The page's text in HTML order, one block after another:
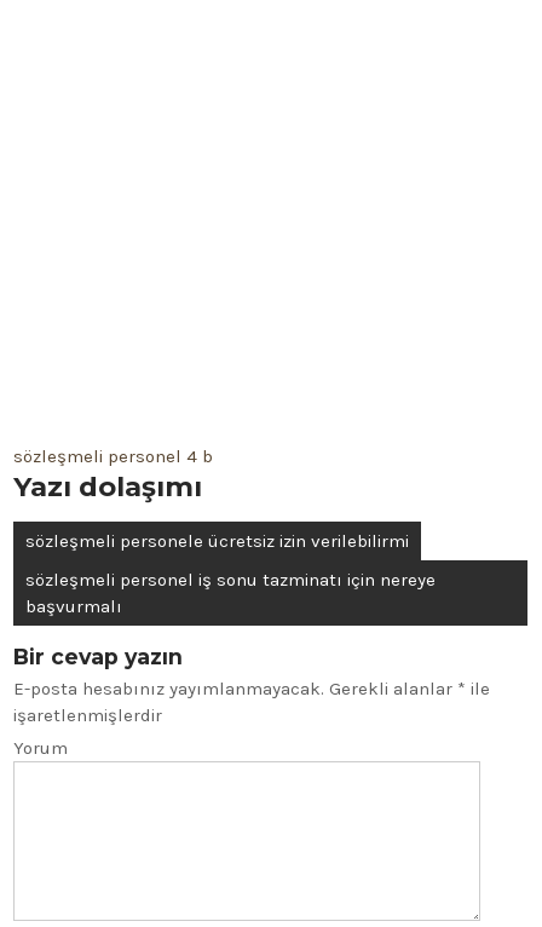
sözleşmeli personel 4 b
Yazı dolaşımı
sözleşmeli personele ücretsiz izin verilebilirmi
sözleşmeli personel iş sonu tazminatı için nereye
başvurmalı
Bir cevap yazın
E-posta hesabınız yayımlanmayacak. Gerekli alanlar * ile
işaretlenmişlerdir
Yorum